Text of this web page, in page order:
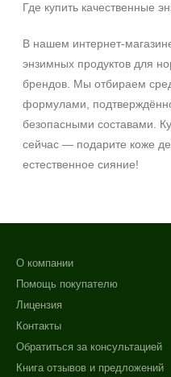
Где купить качественные
В нашем интернет-
энзимных продуктов для
брендов. Мы отбираем
формулами,
безопасными составами.
сейчас — подарите коже
естественное сияние!
О компании
Помощь покупателю
Лицензия
Контакты
Обратиться за консультацией
Книга отзывов и предложений